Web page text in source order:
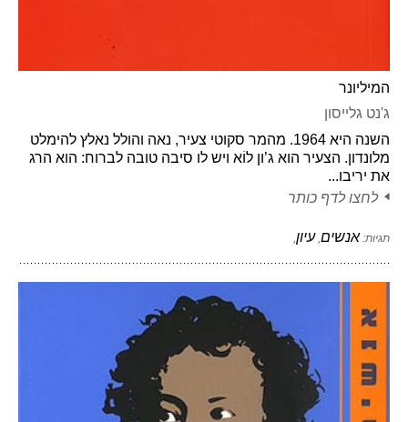
המיליונר
ג'נט גלייסון
השנה היא 1964. מהמר סקוטי צעיר, נאה והולל נאלץ להימלט
מלונדון. הצעיר הוא ג’ון לוֹא ויש לו סיבה טובה לברוח: הוא הרג
את יריבו...
לחצו לדף כותר
תגיות: אנשים,עיון,